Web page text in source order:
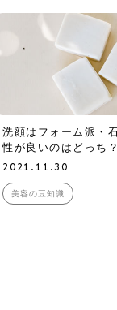
洗顔はフォーム派・
性が良いのはどっち？
2021.11.30
美容の豆知識